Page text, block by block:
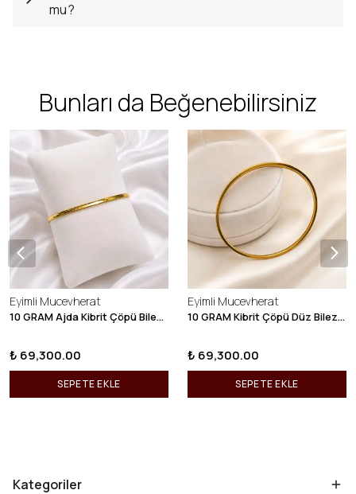
mu?
Bunları da Beğenebilirsiniz
Eyimli Mucevherat
10 GRAM Ajda Kibrit Çöpü Bilezik 22 Ayar 22BLZ003
₺ 69,300.00
SEPETE EKLE
Eyimli Mucevherat
10 GRAM Kibrit Çöpü Düz Bilezik 22 Ayar 22BLZ001
₺ 69,300.00
SEPETE EKLE
Kategoriler